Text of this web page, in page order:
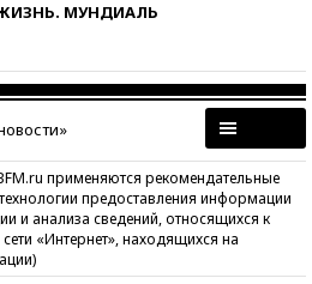
МУНДИАЛЬ
применяются рекомендательные
предоставления информации
и анализа сведений, относящихся к
«Интернет», находящихся на